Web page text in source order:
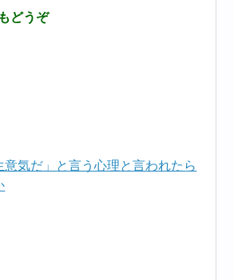
どうぞ
意気だ」と言う心理と言われたら